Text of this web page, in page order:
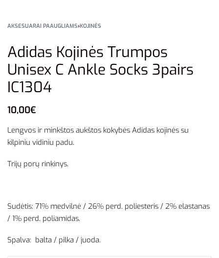
AKSESUARAI PAAUGLIAMS›KOJINĖS
Adidas Kojinės Trumpos
Unisex C Ankle Socks 3pairs
IC1304
10,00€
Lengvos ir minkštos aukštos kokybės Adidas kojinės su
kilpiniu vidiniu padu.
Trijų porų rinkinys.
Sudėtis: 71% medvilnė / 26% perd. poliesteris / 2% elastanas
/ 1% perd. poliamidas.
Spalva: balta / pilka / juoda.